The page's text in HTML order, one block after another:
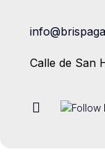
Calle de San